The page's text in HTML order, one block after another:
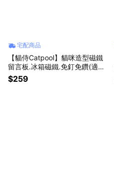
宅配商品
【貓侍Catpool】貓咪造型磁鐵
留言板.冰箱磁鐵.免釘免鑽(適用
冰箱和白板)
$259